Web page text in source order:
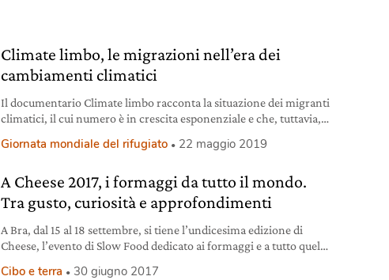
Climate limbo, le migrazioni nell’era dei
cambiamenti climatici
Il documentario Climate limbo racconta la situazione dei migranti
climatici, il cui numero è in crescita esponenziale e che, tuttavia,
Giornata mondiale del rifugiato 22 maggio 2019
A Cheese 2017, i formaggi da tutto il mondo.
Tra gusto, curiosità e approfondimenti
A Bra, dal 15 al 18 settembre, si tiene l’undicesima edizione di
Cheese, l’evento di Slow Food dedicato ai formaggi e a tutto quello
Cibo e terra 30 giugno 2017